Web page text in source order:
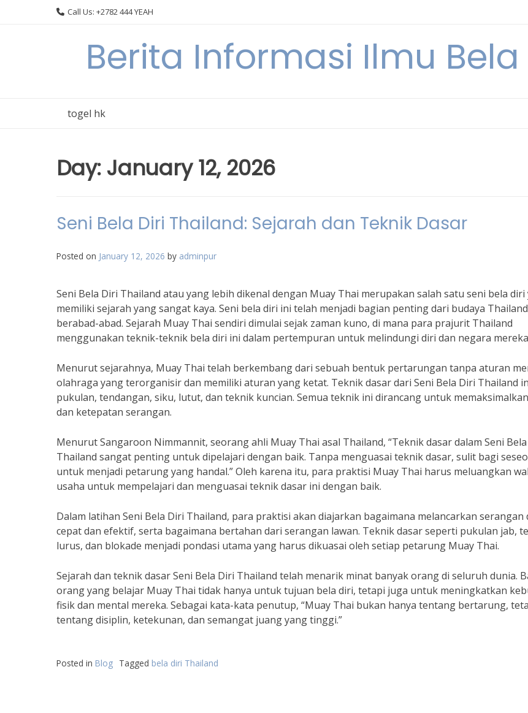
Call Us: +2782 444 YEAH
Berita Informasi Ilmu Bela
togel hk
Day: January 12, 2026
Seni Bela Diri Thailand: Sejarah dan Teknik Dasar
Posted on January 12, 2026 by adminpur
Seni Bela Diri Thailand atau yang lebih dikenal dengan Muay Thai merupakan salah satu seni bela diri
memiliki sejarah yang sangat kaya. Seni bela diri ini telah menjadi bagian penting dari budaya
berabad-abad. Sejarah Muay Thai sendiri dimulai sejak zaman kuno, di mana para prajurit Thailand
menggunakan teknik-teknik bela diri ini dalam pertempuran untuk melindungi diri dan negara
Menurut sejarahnya, Muay Thai telah berkembang dari sebuah bentuk pertarungan tanpa aturan
olahraga yang terorganisir dan memiliki aturan yang ketat. Teknik dasar dari Seni Bela Diri Thailand
pukulan, tendangan, siku, lutut, dan teknik kuncian. Semua teknik ini dirancang untuk
dan ketepatan serangan.
Menurut Sangaroon Nimmannit, seorang ahli Muay Thai asal Thailand, “Teknik dasar dalam Seni
Thailand sangat penting untuk dipelajari dengan baik. Tanpa menguasai teknik dasar, sulit bagi
untuk menjadi petarung yang handal.” Oleh karena itu, para praktisi Muay Thai harus meluangkan
usaha untuk mempelajari dan menguasai teknik dasar ini dengan baik.
Dalam latihan Seni Bela Diri Thailand, para praktisi akan diajarkan bagaimana melancarkan serangan
cepat dan efektif, serta bagaimana bertahan dari serangan lawan. Teknik dasar seperti pukulan jab,
lurus, dan blokade menjadi pondasi utama yang harus dikuasai oleh setiap petarung Muay Thai.
Sejarah dan teknik dasar Seni Bela Diri Thailand telah menarik minat banyak orang di seluruh dunia.
orang yang belajar Muay Thai tidak hanya untuk tujuan bela diri, tetapi juga untuk meningkatkan
fisik dan mental mereka. Sebagai kata-kata penutup, “Muay Thai bukan hanya tentang bertarung,
tentang disiplin, ketekunan, dan semangat juang yang tinggi.”
Posted in Blog Tagged bela diri Thailand